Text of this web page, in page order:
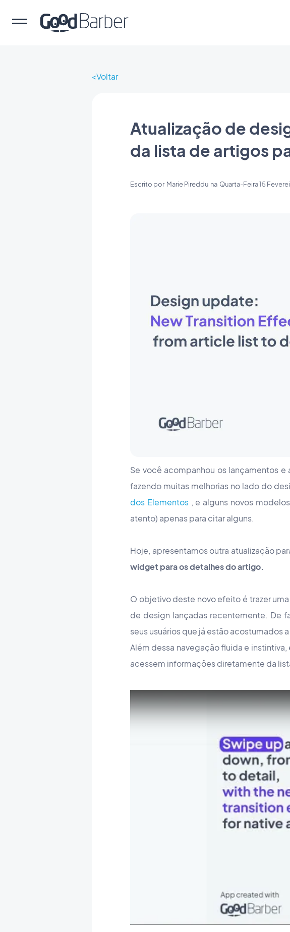
Voltar
Atualização de
da lista de artigos
Escrito por Marie Pireddu na Quarta-Feira 15
Se você acompanhou os lançamentos
fazendo muitas melhorias no lado do
dos Elementos, e alguns novos
atento) apenas para citar alguns.
Hoje, apresentamos outra atualização
widget para os detalhes do artigo.
O objetivo deste novo efeito é trazer
de design lançadas recentemente. De
seus usuários que já estão acostumados
Além dessa navegação fluida e
acessem informações diretamente da